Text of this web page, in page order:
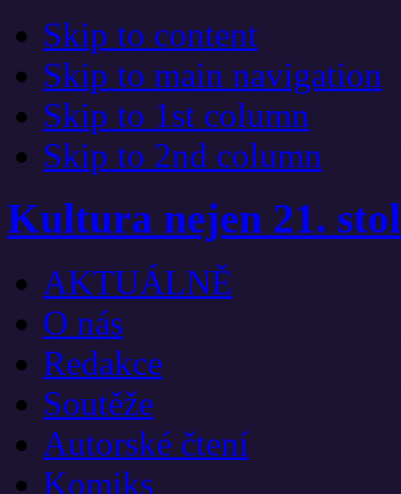
Skip to content
Skip to main navigation
Skip to 1st column
Skip to 2nd column
Kultura nejen 21.
AKTUÁLNĚ
O nás
Redakce
Soutěže
Autorské čtení
Komiks